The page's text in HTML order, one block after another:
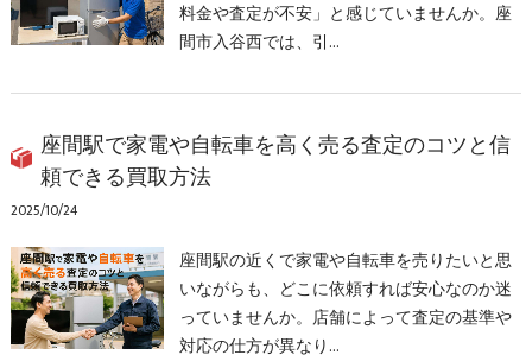
料金や査定が不安」と感じていませんか。座
間市入谷西では、引…
座間駅で家電や自転車を高く売る査定のコツと信
頼できる買取方法
2025/10/24
座間駅の近くで家電や自転車を売りたいと思
いながらも、どこに依頼すれば安心なのか迷
っていませんか。店舗によって査定の基準や
対応の仕方が異なり…